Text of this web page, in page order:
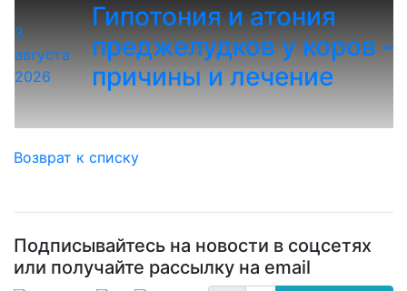
3
августа
2026
Гипотония и атония
преджелудков у коров -
причины и лечение
Возврат к списку
Подписывайтесь на новости в соцсетях
или получайте рассылку на email